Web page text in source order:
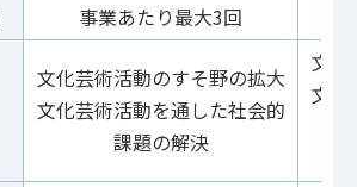
事業あたり最大3回
文化芸術活動のすそ野の拡大
文化芸術活動を通した社会的
課題の解決
文化
文化